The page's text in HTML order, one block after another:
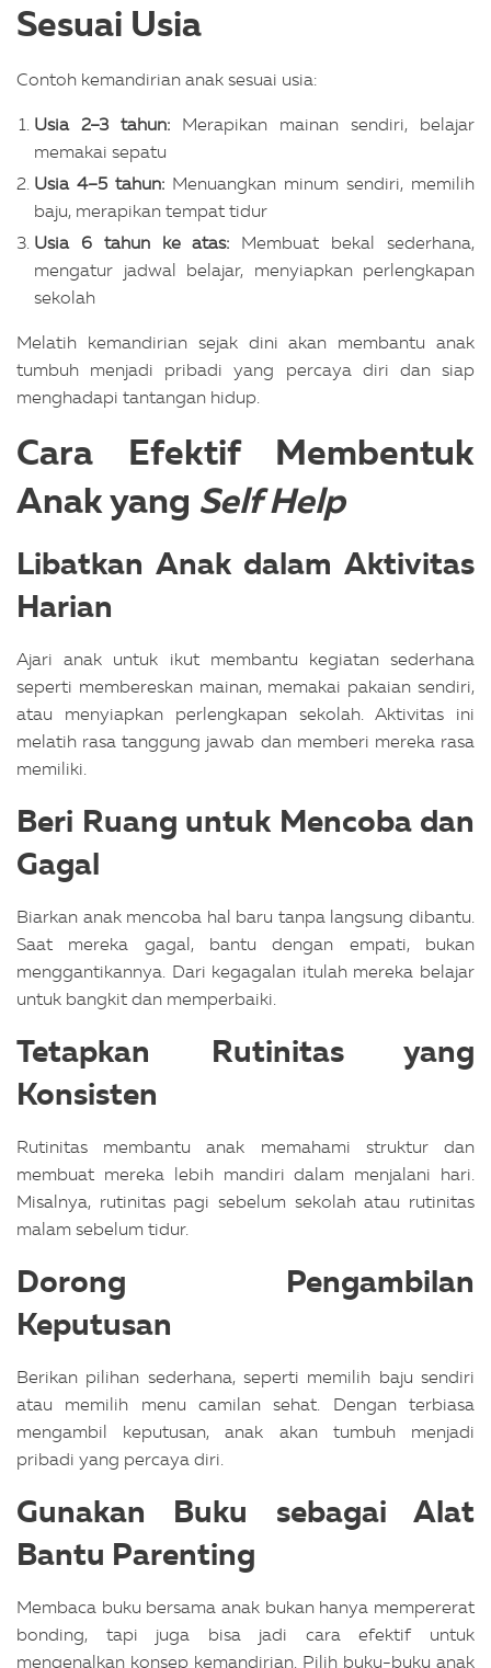
Sesuai Usia
Contoh kemandirian anak sesuai usia:
Usia 2–3 tahun: Merapikan mainan sendiri, belajar
memakai sepatu
Usia 4–5 tahun: Menuangkan minum sendiri, memilih
baju, merapikan tempat tidur
Usia 6 tahun ke atas: Membuat bekal sederhana,
mengatur jadwal belajar, menyiapkan perlengkapan
sekolah
Melatih kemandirian sejak dini akan membantu anak
tumbuh menjadi pribadi yang percaya diri dan siap
menghadapi tantangan hidup.
Cara Efektif Membentuk
Anak yang Self Help
Libatkan Anak dalam Aktivitas
Harian
Ajari anak untuk ikut membantu kegiatan sederhana
seperti membereskan mainan, memakai pakaian sendiri,
atau menyiapkan perlengkapan sekolah. Aktivitas ini
melatih rasa tanggung jawab dan memberi mereka rasa
memiliki.
Beri Ruang untuk Mencoba dan
Gagal
Biarkan anak mencoba hal baru tanpa langsung dibantu.
Saat mereka gagal, bantu dengan empati, bukan
menggantikannya. Dari kegagalan itulah mereka belajar
untuk bangkit dan memperbaiki.
Tetapkan Rutinitas yang
Konsisten
Rutinitas membantu anak memahami struktur dan
membuat mereka lebih mandiri dalam menjalani hari.
Misalnya, rutinitas pagi sebelum sekolah atau rutinitas
malam sebelum tidur.
Dorong Pengambilan
Keputusan
Berikan pilihan sederhana, seperti memilih baju sendiri
atau memilih menu camilan sehat. Dengan terbiasa
mengambil keputusan, anak akan tumbuh menjadi
pribadi yang percaya diri.
Gunakan Buku sebagai Alat
Bantu Parenting
Membaca buku bersama anak bukan hanya mempererat
bonding, tapi juga bisa jadi cara efektif untuk
mengenalkan konsep kemandirian. Pilih buku-buku anak